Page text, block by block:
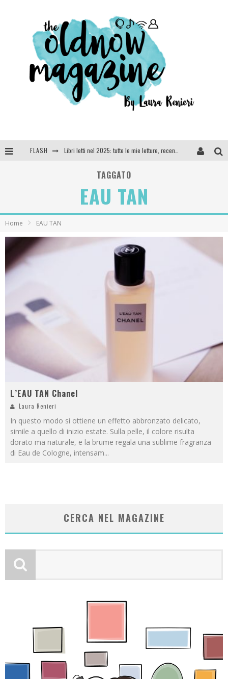
FLASH
SEE YOU AT 5 | Chanel
Anya Taylor-Joy, Jisoo e Willow Smith protagoniste della nuova campagna Dior Addict
TAGGATO
EAU TAN
Home EAU TAN
L’EAU TAN Chanel
Laura Renieri
In questo modo si ottiene un effetto abbronzato delicato,
simile a quello di inizio estate. Sulla pelle, il colore risulta
dorato ma naturale, e la brume regala una sublime fragranza
di Eau de Cologne, intensam...
CERCA NEL MAGAZINE